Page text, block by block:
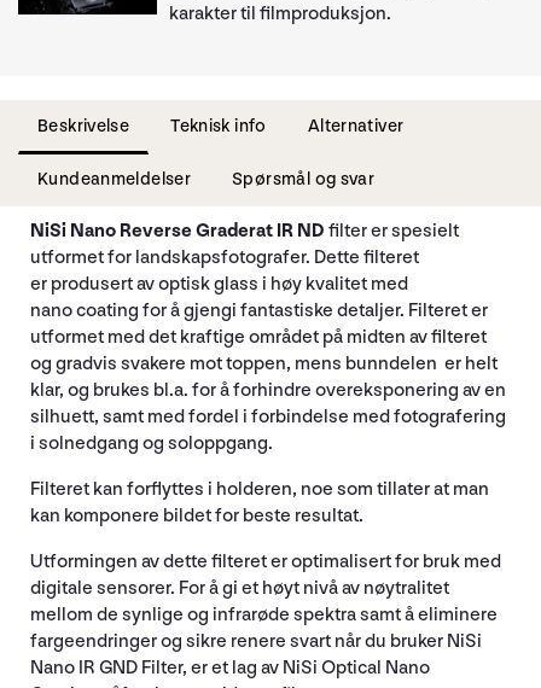
karakter til filmproduksjon.
Beskrivelse Teknisk info Alternativer
Kundeanmeldelser Spørsmål og svar
NiSi Nano Reverse Graderat IR ND filter er spesielt
utformet for landskapsfotografer. Dette filteret
er produsert av optisk glass i høy kvalitet med
nano coating for å gjengi fantastiske detaljer. Filteret er
utformet med det kraftige området på midten av filteret
og gradvis svakere mot toppen, mens bunndelen er helt
klar, og brukes bl.a. for å forhindre overeksponering av en
silhuett, samt med fordel i forbindelse med fotografering
i solnedgang og soloppgang.
Filteret kan forflyttes i holderen, noe som tillater at man
kan komponere bildet for beste resultat.
Utformingen av dette filteret er optimalisert for bruk med
digitale sensorer. For å gi et høyt nivå av nøytralitet
mellom de synlige og infrarøde spektra samt å eliminere
fargeendringer og sikre renere svart når du bruker NiSi
Nano IR GND Filter, er et lag av NiSi Optical Nano